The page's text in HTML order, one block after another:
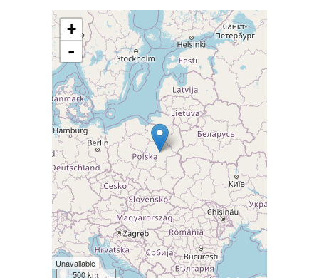
+
-
Unavailable
500 km